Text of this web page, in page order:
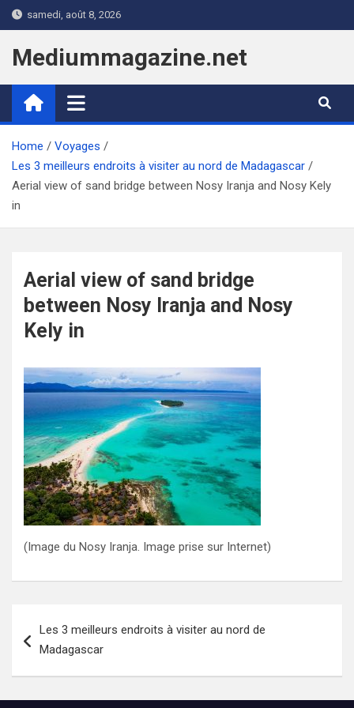
Skip
to
content
samedi, août 8, 2026
Mediummagazine.net
Home
Voyages
Les 3 meilleurs endroits à visiter au nord de Madagascar
Aerial view of sand bridge between Nosy Iranja and Nosy Kely
in
Aerial view of sand bridge
between Nosy Iranja and Nosy
Kely in
(Image du Nosy Iranja. Image prise sur Internet)
de
Les 3 meilleurs endroits à visiter au nord de
Madagascar